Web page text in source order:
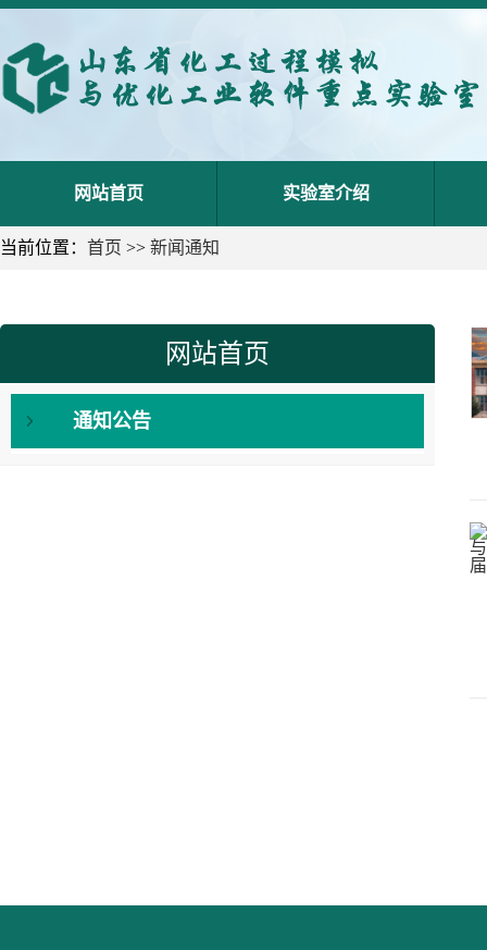
网站首页 实验室介绍
当前位置： 首页 >> 新闻通知
网站首页
通知公告